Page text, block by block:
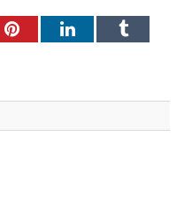
PinterestLinkedInTumblr